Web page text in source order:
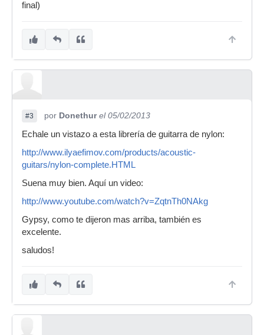
final)
#3 por Donethur el 05/02/2013
Echale un vistazo a esta librería de guitarra de nylon:
http://www.ilyaefimov.com/products/acoustic-
guitars/nylon-complete.HTML
Suena muy bien. Aquí un video:
http://www.youtube.com/watch?v=ZqtnTh0NAkg
Gypsy, como te dijeron mas arriba, también es
excelente.
saludos!